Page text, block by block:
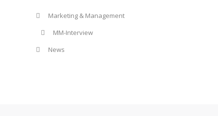
Marketing & Management
MM-Interview
News